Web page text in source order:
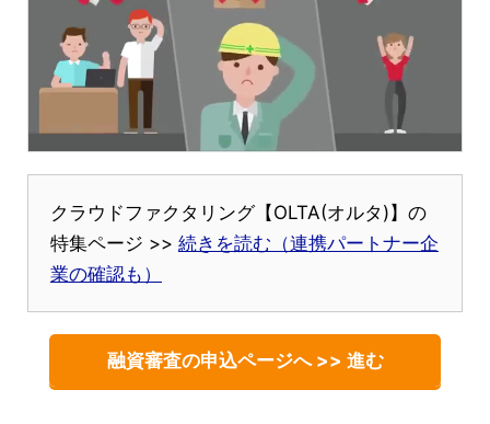
クラウドファクタリング【OLTA(オルタ)】の
特集ページ >> 続きを読む（連携パートナー企
業の確認も）
融資審査の申込ページへ >> 進む